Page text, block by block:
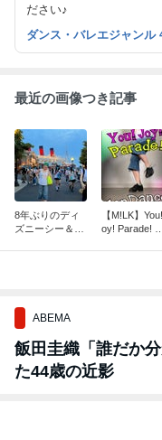
ださい♪
ダンス・バレエジャンル
最近の画像つき記事
8年ぶりのディ
ズニーシー＆グ
【M!LK】
oy! Parade!
ABEMA
飯田圭織「誰だか
た44歳の近影